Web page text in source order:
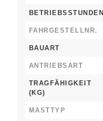
BETRIEBSSTUNDEN
FAHRGESTELLNR.
BAUART
ANTRIEBSART
TRAGFÄHIGKEIT
(KG)
MASTTYP